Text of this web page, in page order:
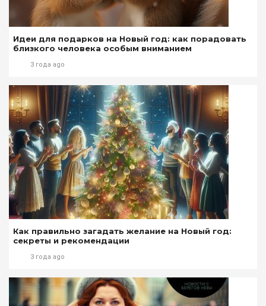
Идеи для подарков на Новый год: как порадовать
близкого человека особым вниманием
3 года ago
Как правильно загадать желание на Новый год:
секреты и рекомендации
3 года ago